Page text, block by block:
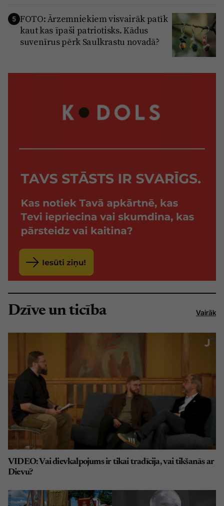
5 FOTO: Ārzemniekiem visvairāk patīk
kaut kas īpaši patriotisks. Kādus
suvenīrus pērk Saulkrastu novadā?
Dzīve un ticība Vairāk
VIDEO: Vai dievkalpojums ir tikai tradīcija, vai tikšanās ar
Dievu?